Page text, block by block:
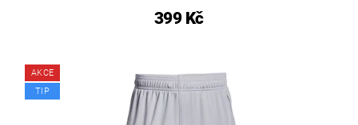
399 Kč
AKCE
TIP